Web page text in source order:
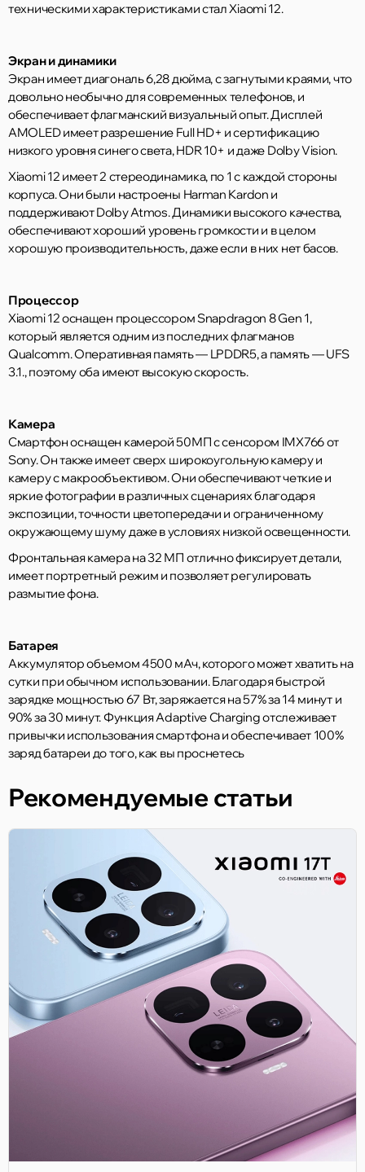
техническими характеристиками стал Xiaomi 12.
Экран и динамики
Экран имеет диагональ 6,28 дюйма, с загнутыми краями, что
довольно необычно для современных телефонов, и
обеспечивает флагманский визуальный опыт. Дисплей
AMOLED имеет разрешение Full HD+ и сертификацию
низкого уровня синего света, HDR 10+ и даже Dolby Vision.
Xiaomi 12 имеет 2 стереодинамика, по 1 с каждой стороны
корпуса. Они были настроены Harman Kardon и
поддерживают Dolby Atmos. Динамики высокого качества,
обеспечивают хороший уровень громкости и в целом
хорошую производительность, даже если в них нет басов.
Процессор
Xiaomi 12 оснащен процессором Snapdragon 8 Gen 1,
который является одним из последних флагманов
Qualcomm. Оперативная память — LPDDR5, а память — UFS
3.1., поэтому оба имеют высокую скорость.
Камера
Смартфон оснащен камерой 50МП с сенсором IMX766 от
Sony. Он также имеет сверх широкоугольную камеру и
камеру с макрообъективом. Они обеспечивают четкие и
яркие фотографии в различных сценариях благодаря
экспозиции, точности цветопередачи и ограниченному
окружающему шуму даже в условиях низкой освещенности.
Фронтальная камера на 32 МП отлично фиксирует детали,
имеет портретный режим и позволяет регулировать
размытие фона.
Батарея
Аккумулятор объемом 4500 мАч, которого может хватить на
сутки при обычном использовании. Благодаря быстрой
зарядке мощностью 67 Вт, заряжается на 57% за 14 минут и
90% за 30 минут. Функция Adaptive Charging отслеживает
привычки использования смартфона и обеспечивает 100%
заряд батареи до того, как вы проснетесь
Рекомендуемые статьи